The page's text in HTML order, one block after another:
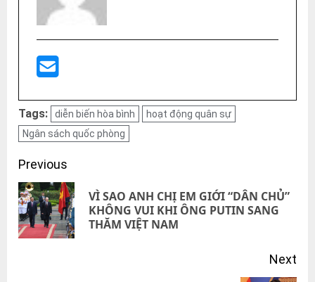
Tags: diễn biến hòa bình
hoạt động quân sự
Ngân sách quốc phòng
Post
navigation
Previous
VÌ SAO ANH CHỊ EM GIỚI “DÂN CHỦ”
KHÔNG VUI KHI ÔNG PUTIN SANG
THĂM VIỆT NAM
Next